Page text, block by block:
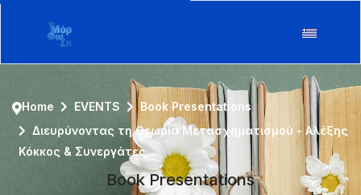
Book Presentations
Home EVENTS
Book Presentations
Διευρύνοντας τη Θεωρία Μετασχηματισμού - Αλέξης
Κόκκος & Συνεργάτες